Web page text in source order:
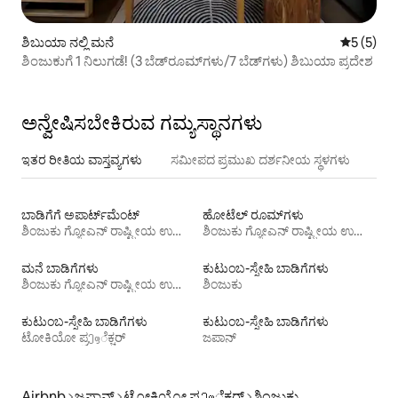
ಶಿಬುಯಾ ನಲ್ಲಿ ಮನೆ 5 ರಲ್ಲಿ 5
5 (5)
ಶಿಂಜುಕುಗೆ 1 ನಿಲುಗಡೆ! (3 ಬೆಡ್‌ರೂಮ್‌ಗಳು/7 ಬೆಡ್‌ಗಳು) ಶಿಬುಯಾ ಪ್ರದೇಶ
ಅನ್ವೇಷಿಸಬೇಕಿರುವ ಗಮ್ಯಸ್ಥಾನಗಳು
ಇತರ ರೀತಿಯ ವಾಸ್ತವ್ಯಗಳು ಸಮೀಪದ ಪ್ರಮುಖ ದರ್ಶನೀಯ ಸ್ಥಳಗಳು
ಬಾಡಿಗೆಗೆ ಅಪಾರ್ಟ್‌ಮೆಂಟ್‌
ಶಿಂಜುಕು ಗ್ಯೋಎನ್ ರಾಷ್ಟ್ರೀಯ ಉದ್ಯಾನವನ
ಹೋಟೆಲ್ ರೂಮ್‌ಗಳು
ಶಿಂಜುಕು ಗ್ಯೋಎನ್ ರಾಷ್ಟ್ರೀಯ ಉದ್ಯಾನವನ
ಮನೆ ಬಾಡಿಗೆಗಳು
ಶಿಂಜುಕು ಗ್ಯೋಎನ್ ರಾಷ್ಟ್ರೀಯ ಉದ್ಯಾನವನ
ಕುಟುಂಬ-ಸ್ನೇಹಿ ಬಾಡಿಗೆಗಳು
ಶಿಂಜುಕು
ಕುಟುಂಬ-ಸ್ನೇಹಿ ಬಾಡಿಗೆಗಳು
ಟೋಕಿಯೋ ಪ್ರეფೆಕ್ಚರ್
ಕುಟುಂಬ-ಸ್ನೇಹಿ ಬಾಡಿಗೆಗಳು
ಜಪಾನ್